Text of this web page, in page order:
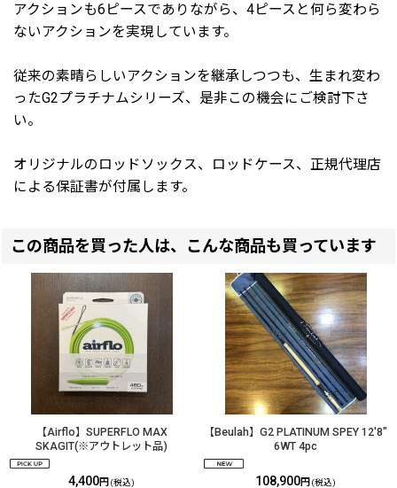
アクションも6ピースでありながら、4ピースと何ら変わら
ないアクションを実現しています。
従来の素晴らしいアクションを継承しつつも、生まれ変わ
ったG2プラチナムシリーズ、是非この機会にご検討下さ
い。
オリジナルのロッドソックス、ロッドケース、正規代理店
による保証書が付属します。
この商品を買った人は、こんな商品も買っています
【Airflo】SUPERFLO MAX
SKAGIT(※アウトレット品)
4,400円 (税込)
【Beulah】G2 PLATINUM SPEY 12'8"
6WT 4pc
108,900円 (税込)